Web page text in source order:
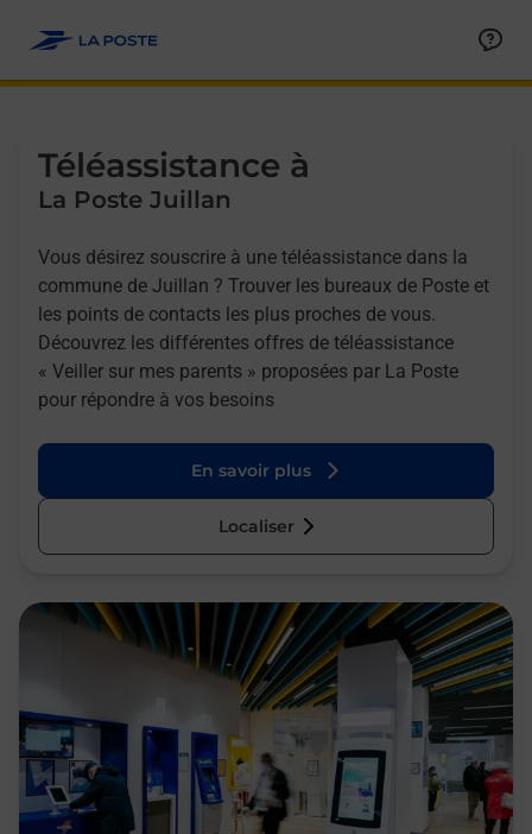
Téléassistance à
La Poste Juillan
Vous désirez souscrire à une téléassistance dans la
commune de Juillan ? Trouver les bureaux de Poste et
les points de contacts les plus proches de vous.
Découvrez les différentes offres de téléassistance
« Veiller sur mes parents » proposées par La Poste
pour répondre à vos besoins
En savoir plus
Localiser